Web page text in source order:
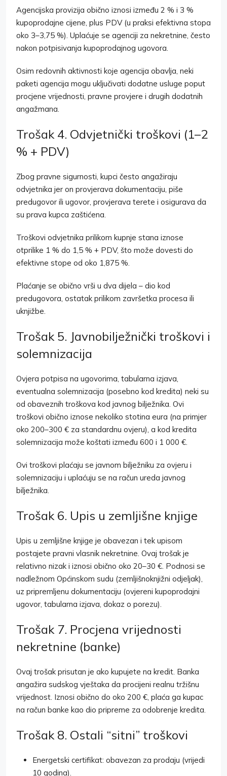
Agencijska provizija obično iznosi između 2 % i 3 %
kupoprodajne cijene, plus PDV (u praksi efektivna stopa
oko 3–3,75 %). Uplaćuje se agenciji za nekretnine, često
nakon potpisivanja kupoprodajnog ugovora.
Osim redovnih aktivnosti koje agencija obavlja, neki
paketi agencija mogu uključivati dodatne usluge poput
procjene vrijednosti, pravne provjere i drugih dodatnih
angažmana.
Trošak 4. Odvjetnički troškovi (1–2
% + PDV)
Zbog pravne sigurnosti, kupci često angažiraju
odvjetnika jer on provjerava dokumentaciju, piše
predugovor ili ugovor, provjerava terete i osigurava da
su prava kupca zaštićena.
Troškovi odvjetnika prilikom kupnje stana iznose
otprilike 1 % do 1,5 % + PDV, što može dovesti do
efektivne stope od oko 1,875 %.
Plaćanje se obično vrši u dva dijela – dio kod
predugovora, ostatak prilikom završetka procesa ili
uknjižbe.
Trošak 5. Javnobilježnički troškovi i
solemnizacija
Ovjera potpisa na ugovorima, tabularna izjava,
eventualna solemnizacija (posebno kod kredita) neki su
od obaveznih troškova kod javnog bilježnika. Ovi
troškovi obično iznose nekoliko stotina eura (na primjer
oko 200–300 € za standardnu ovjeru), a kod kredita
solemnizacija može koštati između 600 i 1 000 €.
Ovi troškovi plaćaju se javnom bilježniku za ovjeru i
solemnizaciju i uplaćuju se na račun ureda javnog
bilježnika.
Trošak 6. Upis u zemljišne knjige
Upis u zemljišne knjige je obavezan i tek upisom
postajete pravni vlasnik nekretnine. Ovaj trošak je
relativno nizak i iznosi obično oko 20–30 €. Podnosi se
nadležnom Općinskom sudu (zemljišnoknjižni odjeljak),
uz pripremljenu dokumentaciju (ovjereni kupoprodajni
ugovor, tabularna izjava, dokaz o porezu).
Trošak 7. Procjena vrijednosti
nekretnine (banke)
Ovaj trošak prisutan je ako kupujete na kredit. Banka
angažira sudskog vještaka da procijeni realnu tržišnu
vrijednost. Iznosi obično do oko 200 €, plaća ga kupac
na račun banke kao dio pripreme za odobrenje kredita.
Trošak 8. Ostali “sitni” troškovi
Energetski certifikat: obavezan za prodaju (vrijedi
10 godina).